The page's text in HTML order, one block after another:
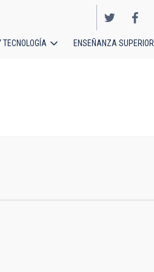
TECNOLOGÍA ENSEÑANZA SUPERIOR